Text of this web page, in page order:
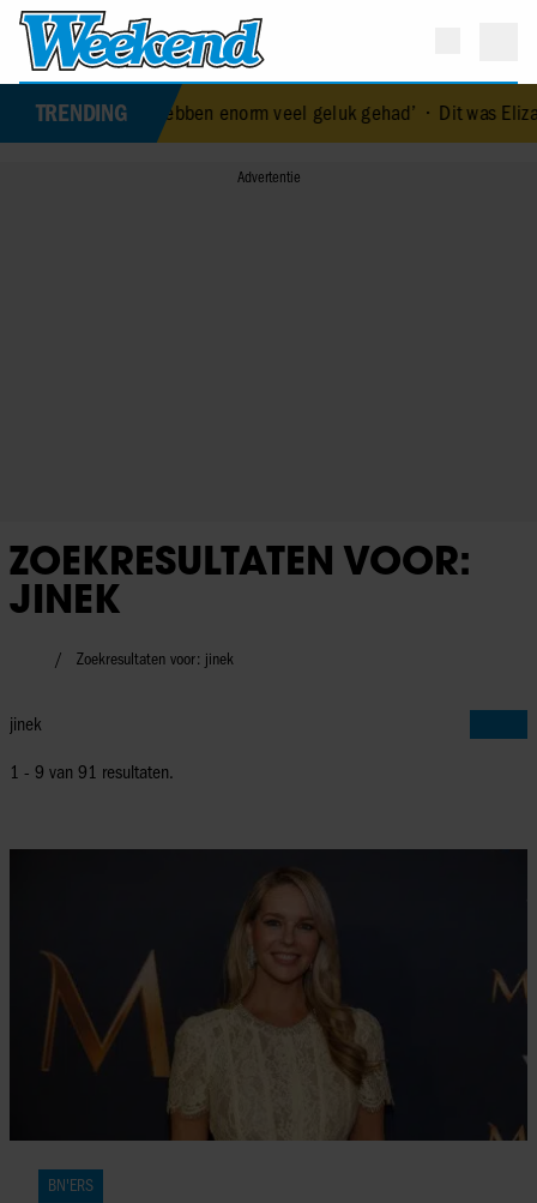
TRENDING
‘We hebben enorm veel geluk gehad’•Dit was Elizabeth
ZOEKRESULTATEN VOOR:
JINEK
Zoekresultaten voor: jinek
1 - 9 van 91 resultaten.
BN'ERS